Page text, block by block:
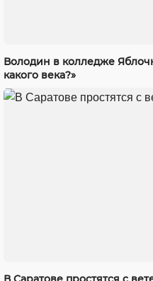
Володин в колледже
какого века?»